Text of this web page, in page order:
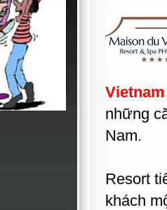
những
Nam.
Resort
khách